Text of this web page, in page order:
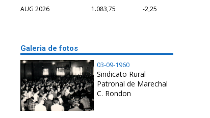
AUG 2026 1.083,75 -2,25
Galeria de fotos
03-09-1960
Sindicato Rural
Patronal de Marechal
C. Rondon